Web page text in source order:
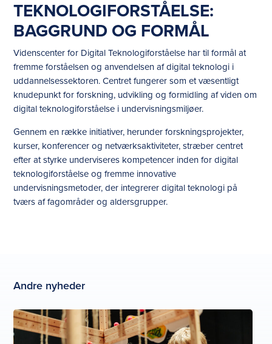
TEKNOLOGIFORSTÅELSE:
BAGGRUND OG FORMÅL
Videnscenter for Digital Teknologiforståelse har til formål at
fremme forståelsen og anvendelsen af digital teknologi i
uddannelsessektoren. Centret fungerer som et væsentligt
knudepunkt for forskning, udvikling og formidling af viden om
digital teknologiforståelse i undervisningsmiljøer.
Gennem en række initiativer, herunder forskningsprojekter,
kurser, konferencer og netværksaktiviteter, stræber centret
efter at styrke underviseres kompetencer inden for digital
teknologiforståelse og fremme innovative
undervisningsmetoder, der integrerer digital teknologi på
tværs af fagområder og aldersgrupper.
Andre nyheder